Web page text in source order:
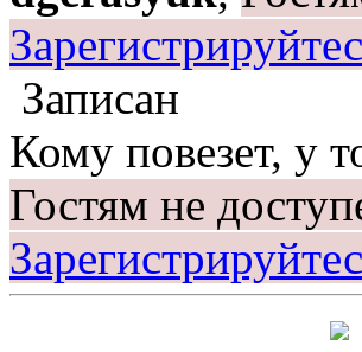
Записан
Кому повезет, у
Гостям не